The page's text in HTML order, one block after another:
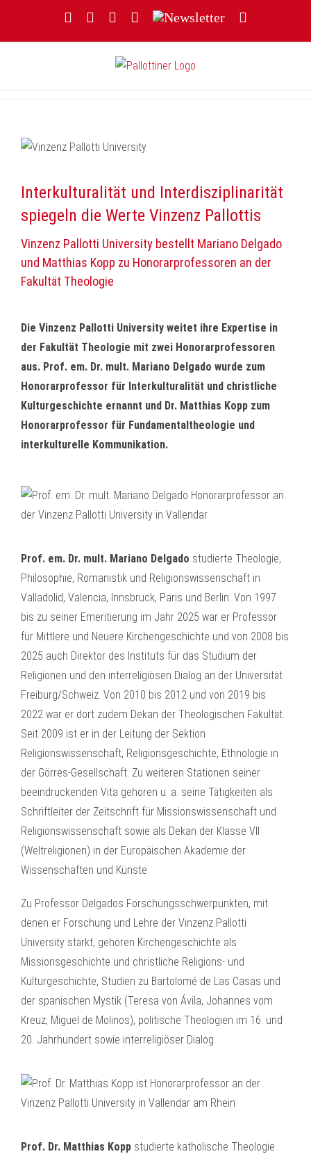
FacebookYouTubeInstagram
Threads
Newsletter
Interkulturalität und Interdisziplinarität
spiegeln die Werte Vinzenz Pallottis
Vinzenz Pallotti University bestellt Mariano Delgado
und Matthias Kopp zu Honorarprofessoren an der
Fakultät Theologie
Die Vinzenz Pallotti University weitet ihre Expertise in
der Fakultät Theologie mit zwei Honorarprofessoren
aus. Prof. em. Dr. mult. Mariano Delgado wurde zum
Honorarprofessor für Interkulturalität und christliche
Kulturgeschichte ernannt und Dr. Matthias Kopp zum
Honorarprofessor für Fundamentaltheologie und
interkulturelle Kommunikation.
Prof. em. Dr. mult. Mariano Delgado studierte Theologie,
Philosophie, Romanistik und Religionswissenschaft in
Valladolid, Valencia, Innsbruck, Paris und Berlin. Von 1997
bis zu seiner Emeritierung im Jahr 2025 war er Professor
für Mittlere und Neuere Kirchengeschichte und von 2008 bis
2025 auch Direktor des Instituts für das Studium der
Religionen und den interreligiösen Dialog an der Universität
Freiburg/Schweiz. Von 2010 bis 2012 und von 2019 bis
2022 war er dort zudem Dekan der Theologischen Fakultät.
Seit 2009 ist er in der Leitung der Sektion
Religionswissenschaft, Religionsgeschichte, Ethnologie in
der Görres-Gesellschaft. Zu weiteren Stationen seiner
beeindruckenden Vita gehören u. a. seine Tätigkeiten als
Schriftleiter der Zeitschrift für Missionswissenschaft und
Religionswissenschaft sowie als Dekan der Klasse VII
(Weltreligionen) in der Europäischen Akademie der
Wissenschaften und Künste.
Zu Professor Delgados Forschungsschwerpunkten, mit
denen er Forschung und Lehre der Vinzenz Pallotti
University stärkt, gehören Kirchengeschichte als
Missionsgeschichte und christliche Religions- und
Kulturgeschichte, Studien zu Bartolomé de Las Casas und
der spanischen Mystik (Teresa von Ávila, Johannes vom
Kreuz, Miguel de Molinos), politische Theologien im 16. und
20. Jahrhundert sowie interreligiöser Dialog.
Prof. Dr. Matthias Kopp studierte katholische Theologie